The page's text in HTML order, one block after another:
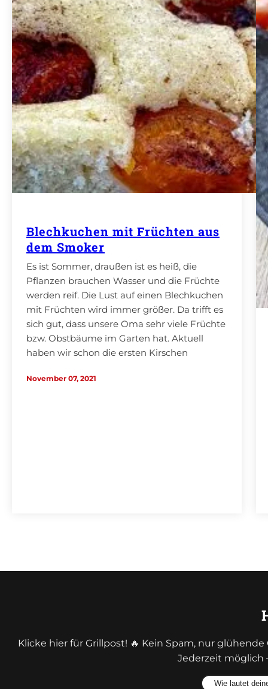
Blechkuchen mit Früchten aus
dem Smoker
Es ist Sommer, draußen ist es heiß, die
Pflanzen brauchen Wasser und die Früchte
werden reif. Die Lust auf einen Blechkuchen
mit Früchten wird immer größer. Da trifft es
sich gut, dass unsere Oma sehr viele Früchte
bzw. Obstbäume im Garten hat. Aktuell
haben wir schon die ersten Kirschen
(Aprikosen)…
November 07, 2021
Klicke hier für Grillpost! 🔥 Kein Spam, nur
Jederzeit möglich